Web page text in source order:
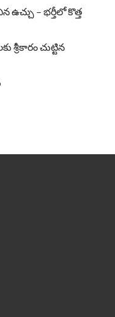
ఉచ్చు – భర్తీలో కొత్త
శ్రీకారం చుట్టిన